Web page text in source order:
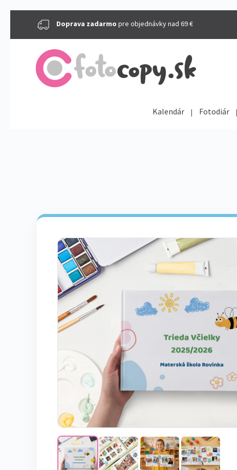
Doprava zadarmo pre objednávky nad 69 €
Kalendár Fotodiár